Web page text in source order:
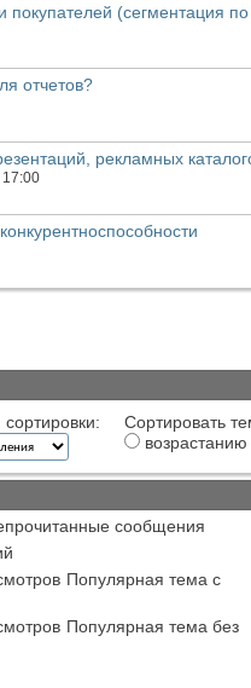
(сегментация
отчетов?
рекламных
17:00
Сортировать
возрастанию
сообщения
Популярная тема с
Популярная тема без